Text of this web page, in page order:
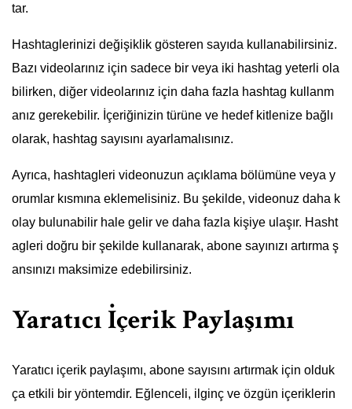
tar.
Hashtaglerinizi değişiklik gösteren sayıda kullanabilirsiniz.
Bazı videolarınız için sadece bir veya iki hashtag yeterli ola
bilirken, diğer videolarınız için daha fazla hashtag kullanm
anız gerekebilir. İçeriğinizin türüne ve hedef kitlenize bağlı
olarak, hashtag sayısını ayarlamalısınız.
Ayrıca, hashtagleri videonuzun açıklama bölümüne veya y
orumlar kısmına eklemelisiniz. Bu şekilde, videonuz daha k
olay bulunabilir hale gelir ve daha fazla kişiye ulaşır. Hasht
agleri doğru bir şekilde kullanarak, abone sayınızı artırma ş
ansınızı maksimize edebilirsiniz.
Yaratıcı İçerik Paylaşımı
Yaratıcı içerik paylaşımı, abone sayısını artırmak için olduk
ça etkili bir yöntemdir. Eğlenceli, ilginç ve özgün içeriklerin